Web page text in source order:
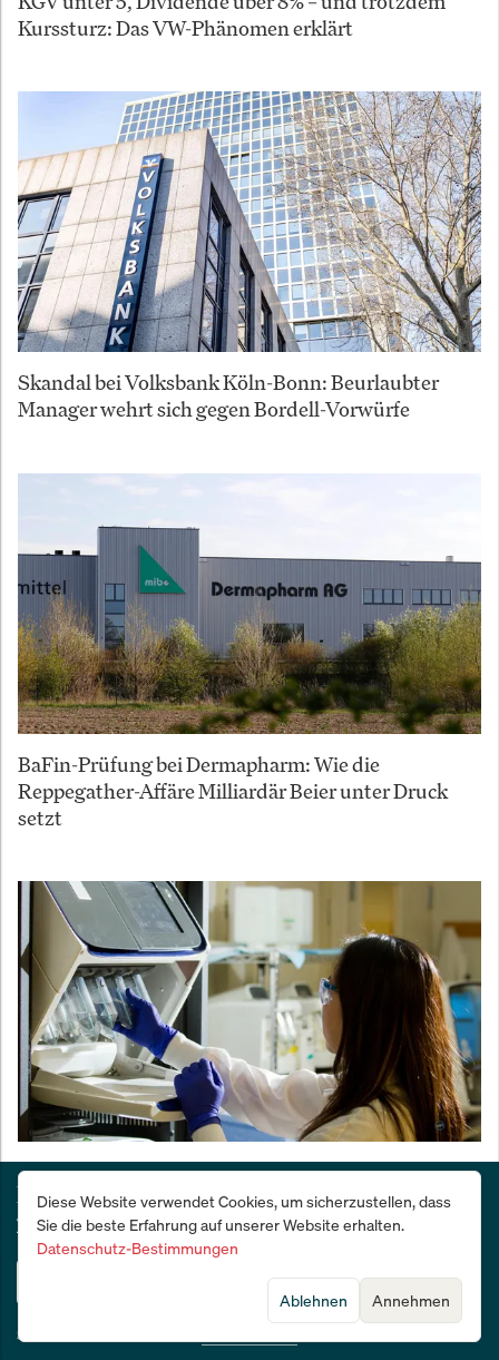
Deutschlands Wirtschafts- und Finanzzeitung:
28 Tage kostenlos testen
Sie sind bereits Abonnent?
Kurssturz: Das VW-Phänomen erklärt
Skandal bei Volksbank Köln-Bonn: Beurlaubter
Manager wehrt sich gegen Bordell-Vorwürfe
BaFin-Prüfung bei Dermapharm: Wie die
Reppegather-Affäre Milliardär Beier unter Druck
setzt
ENvue Medical wirft Verwaltungsrat um: Neuer
Chairman und zwei frische Gesichter
Diese Website verwendet Cookies, um sicherzustellen, dass
Sie die beste Erfahrung auf unserer Website erhalten.
Datenschutz-Bestimmungen
Annehmen
Ablehnen